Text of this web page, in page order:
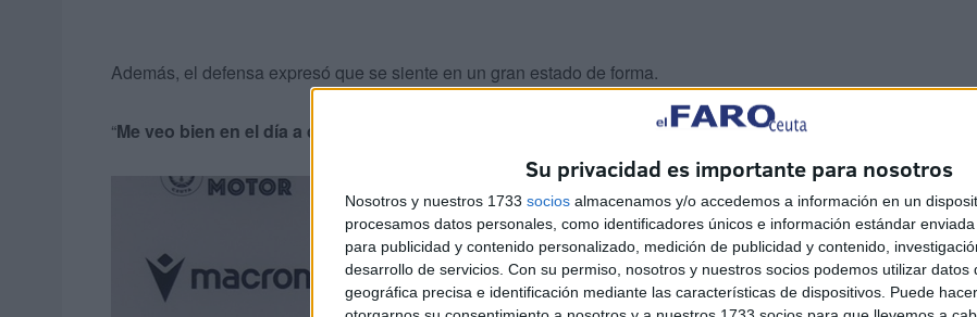
Su privacidad es importante para nosotros
Nosotros y nuestros 1733 socios almacenamos y/o accedemos a información en un
procesamos datos personales, como identificadores únicos e información estándar
para publicidad y contenido personalizado, medición de publicidad y contenido,
desarrollo de servicios. Con su permiso, nosotros y nuestros socios podemos utilizar datos
geográfica precisa e identificación mediante las características de dispositivos. Puede
Además, el defensa expresó que se siente en un gran estado de forma.
“Me veo bien en el día a día, mejor que la temporada pasada incluso”, detalló.